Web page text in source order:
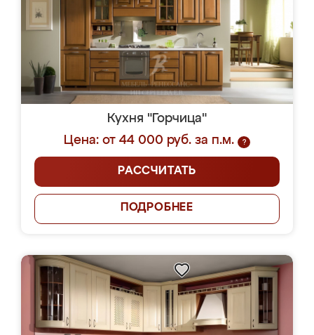
Кухня "Горчица"
Цена: от 44 000 руб. за п.м.
?
РАССЧИТАТЬ
ПОДРОБНЕЕ